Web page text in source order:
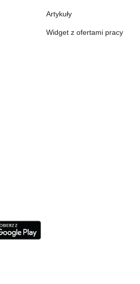
Artykuły
Widget z ofertami pracy